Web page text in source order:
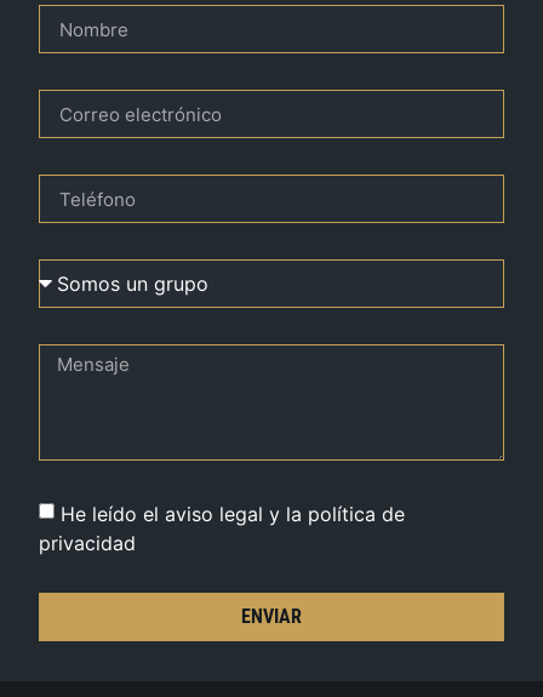
He leído el aviso legal y la política de
privacidad
ENVIAR